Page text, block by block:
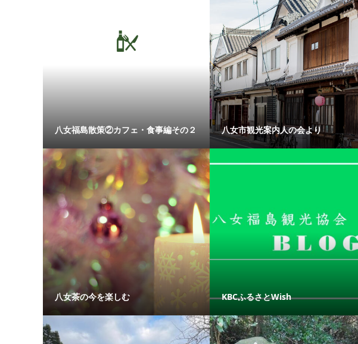
八女福島散策②カフェ・食事編その２ 八女市観光案内人の会より
八女茶の今を楽しむ KBCふるさとWish